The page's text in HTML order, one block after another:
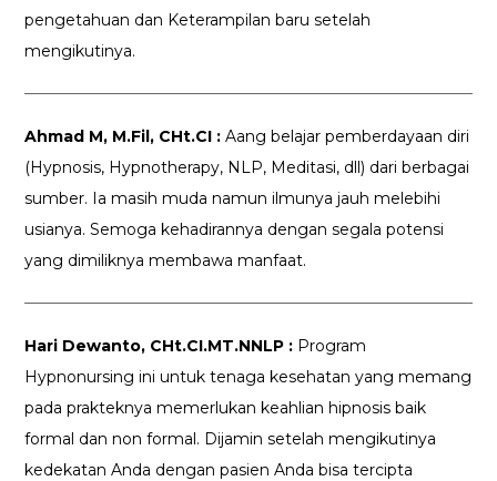
pengetahuan dan Keterampilan baru setelah
mengikutinya.
Ahmad M, M.Fil, CHt.CI : Aang belajar pemberdayaan diri
(Hypnosis, Hypnotherapy, NLP, Meditasi, dll) dari berbagai
sumber. Ia masih muda namun ilmunya jauh melebihi
usianya. Semoga kehadirannya dengan segala potensi
yang dimiliknya membawa manfaat.
Hari Dewanto, CHt.CI.MT.NNLP : Program
Hypnonursing ini untuk tenaga kesehatan yang memang
pada prakteknya memerlukan keahlian hipnosis baik
formal dan non formal. Dijamin setelah mengikutinya
kedekatan Anda dengan pasien Anda bisa tercipta